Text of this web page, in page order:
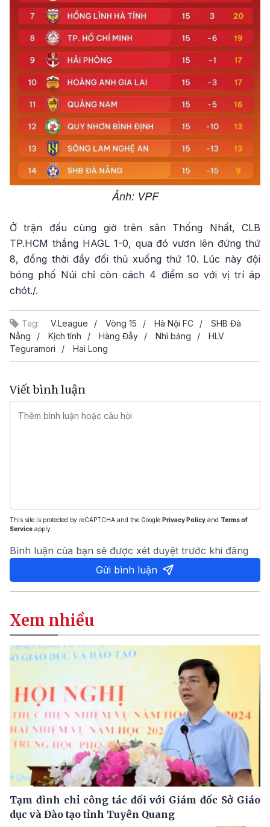
Ảnh: VPF
Ở trận đấu cùng giờ trên sân Thống Nhất, CLB
TP.HCM thắng HAGL 1-0, qua đó vươn lên đứng thứ
8, đồng thời đầy đối thủ xuống thứ 10. Lúc này đội
bóng phố Núi chỉ còn cách 4 điểm so với vị trí áp
chót./.
Tag: V.League Vòng 15 Hà Nội FC
SHB Đà
Nẵng
Kịch tính Hàng Đẫy Nhì bảng
HLV
Teguramori
Hai Long
Viết bình luận
This site is protected by reCAPTCHA and the Google Privacy Policy and Terms of
Service apply.
Bình luận của bạn sẽ được xét duyệt trước khi đăng
Gửi bình luận
Xem nhiều
Tạm đình chỉ công tác đối với Giám đốc Sở Giáo
dục và Đào tạo tỉnh Tuyên Quang